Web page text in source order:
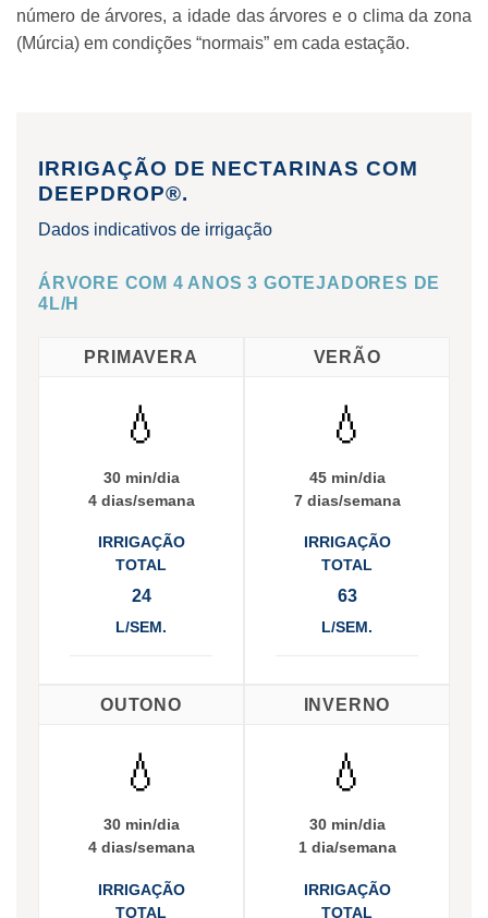
número de árvores, a idade das árvores e o clima da zona
(Múrcia) em condições “normais” em cada estação.
IRRIGAÇÃO DE NECTARINAS COM
DEEPDROP®.
Dados indicativos de irrigação
ÁRVORE COM 4 ANOS 3 GOTEJADORES DE
4L/H
PRIMAVERA
💧
30 min/dia
4 dias/semana
IRRIGAÇÃO
TOTAL
24
L/SEM.
VERÃO
💧
45 min/dia
7 dias/semana
IRRIGAÇÃO
TOTAL
63
L/SEM.
OUTONO
💧
30 min/dia
4 dias/semana
IRRIGAÇÃO
TOTAL
INVERNO
💧
30 min/dia
1 dia/semana
IRRIGAÇÃO
TOTAL